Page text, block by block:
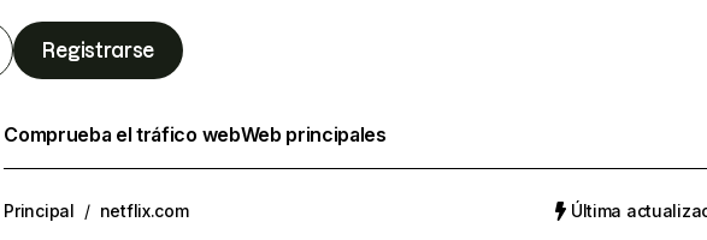
Registrarse
Comprueba el tráfico webWeb principales
Principal / netflix.com Última